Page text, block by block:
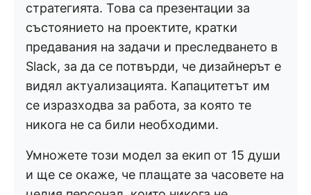
стратегията. Това са презентации за
състоянието на проектите, кратки
предавания на задачи и преследването в
Slack, за да се потвърди, че дизайнерът е
видял актуализацията. Капацитетът им
се изразходва за работа, за която те
никога не са били необходими.
Умножете този модел за екип от 15 души
и ще се окаже, че плащате за часовете на